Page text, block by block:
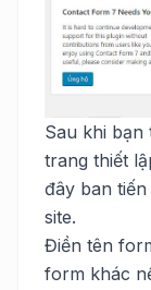
Sau khi bạn
trang thiết
đây ban
site.
Điền tên
form khác